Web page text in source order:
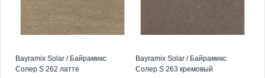
Bayramix Solar / Байрамикс
Солер S 262 латте
Bayramix Solar / Байрамикс
Солер S 263 кремовый